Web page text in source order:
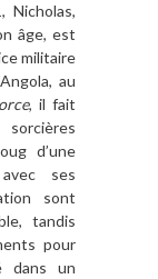
Nicholas,
âge, est
militaire
au
, il fait
sorcières
d’une
ses
sont
tandis
pour
dans un